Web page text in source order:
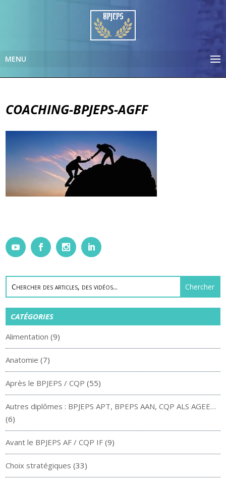
COACHING-BPJEPS-AGFF
CATÉGORIES
Alimentation (9)
Anatomie (7)
Après le BPJEPS / CQP (55)
Autres diplômes : BPJEPS APT, BPEPS AAN, CQP ALS AGEE…
(6)
Avant le BPJEPS AF / CQP IF (9)
Choix stratégiques (33)